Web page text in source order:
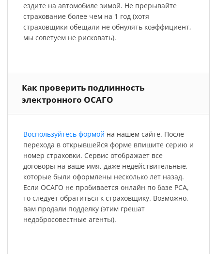
ездите на автомобиле зимой. Не прерывайте
страхование более чем на 1 год (хотя
страховщики обещали не обнулять коэффициент,
мы советуем не рисковать).
Как проверить подлинность
электронного ОСАГО
Воспользуйтесь формой на нашем сайте. После
перехода в открывшейся форме впишите серию и
номер страховки. Сервис отображает все
договоры на ваше имя, даже недействительные,
которые были оформлены несколько лет назад.
Если ОСАГО не пробивается онлайн по базе РСА,
то следует обратиться к страховщику. Возможно,
вам продали подделку (этим грешат
недобросовестные агенты).